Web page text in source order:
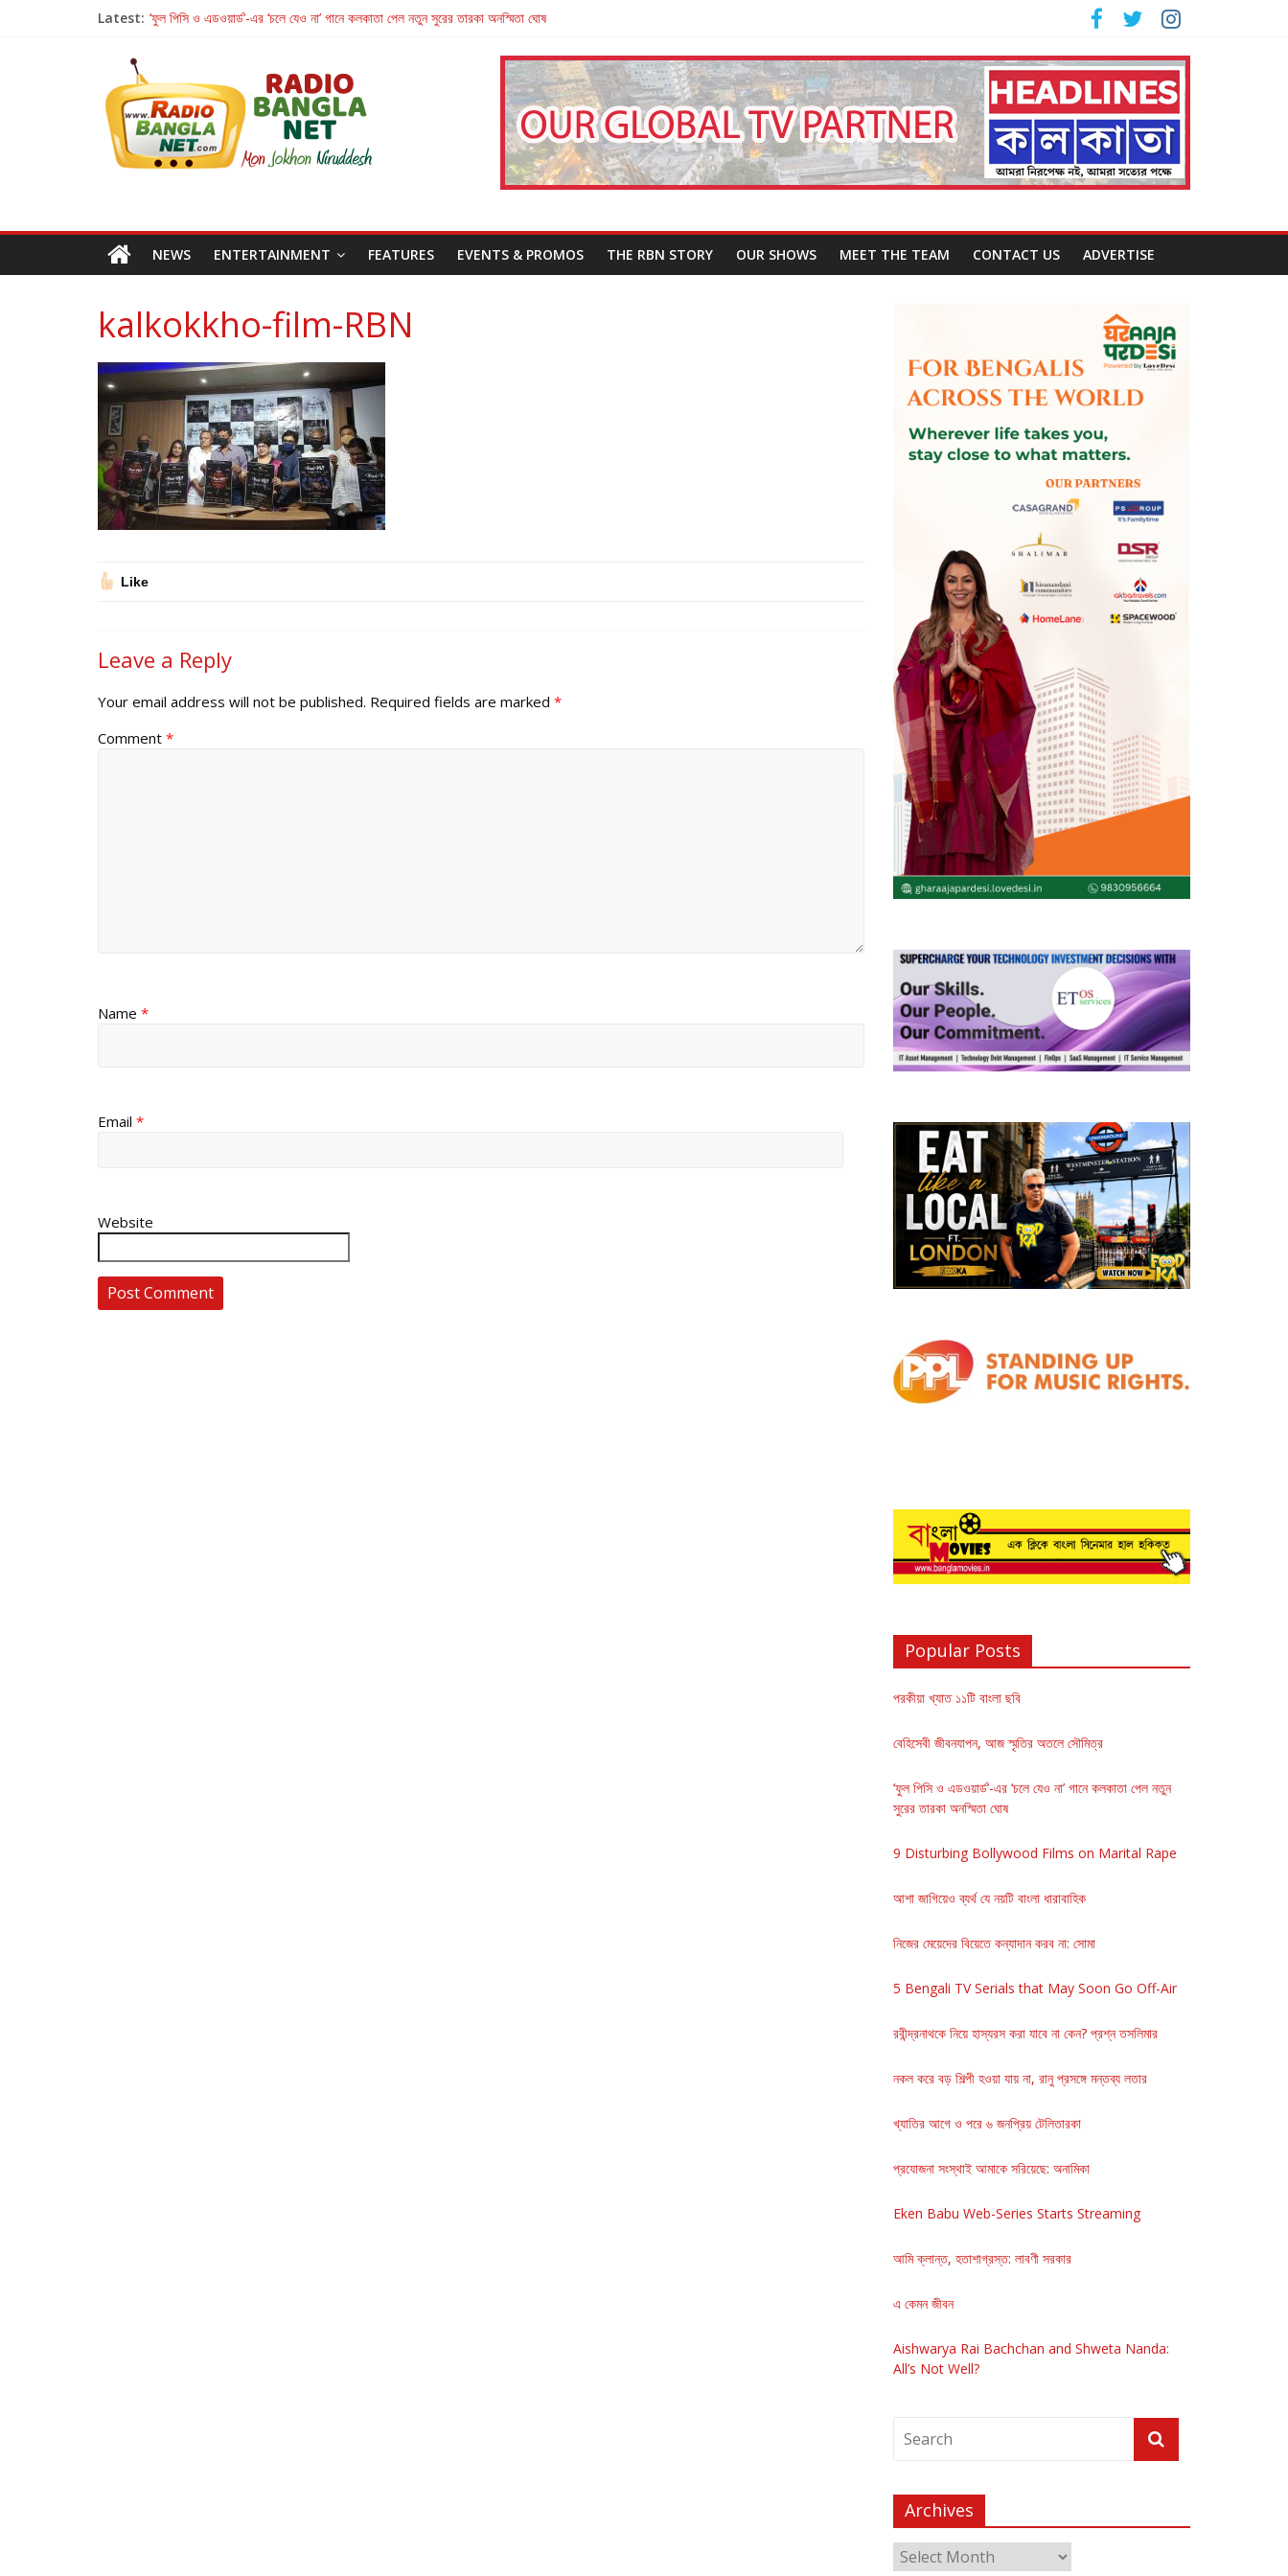
Latest: ‘ফুল পিসি ও এডওয়ার্ড’-এর ‘চলে যেও না’ গানে কলকাতা পেল নতুন সুরের তারকা অনস্মিতা ঘোষ
জগন্নাথমঙ্গলম্ — বাংলায় প্রথমবার মঞ্চে এবার রথযাত্রার উদযাপন
Retribution: A Thought-Provoking Short Film That Challenges Our Understanding of Justice
NEWS ENTERTAINMENT FEATURES EVENTS & PROMOS THE RBN STORY OUR SHOWS MEET THE TEAM CONTACT US ADVERTISE
kalkokkho-film-RBN
Like
Leave a Reply
Your email address will not be published. Required fields are marked *
Comment *
Name *
Email *
Website
Popular Posts
পরকীয়া খ্যাত ১১টি বাংলা ছবি
বেহিসেবী জীবনযাপন, আজ স্মৃতির অতলে সৌমিত্র
‘ফুল পিসি ও এডওয়ার্ড’-এর ‘চলে যেও না’ গানে কলকাতা পেল নতুন
সুরের তারকা অনস্মিতা ঘোষ
9 Disturbing Bollywood Films on Marital Rape
আশা জাগিয়েও ব্যর্থ যে নয়টি বাংলা ধারাবাহিক
নিজের মেয়েদের বিয়েতে কন্যাদান করব না: সোমা
5 Bengali TV Serials that May Soon Go Off-Air
রবীন্দ্রনাথকে নিয়ে হাস্যরস করা যাবে না কেন? প্রশ্ন তসলিমার
নকল করে বড় শিল্পী হওয়া যায় না, রানু প্রসঙ্গে মন্তব্য লতার
খ্যাতির আগে ও পরে ৬ জনপ্রিয় টেলিতারকা
প্রযোজনা সংস্থাই আমাকে সরিয়েছে: অনামিকা
Eken Babu Web-Series Starts Streaming
আমি ক্লান্ত, হতাশাগ্রস্ত: লাবণী সরকার
এ কেমন জীবন
Aishwarya Rai Bachchan and Shweta Nanda:
All’s Not Well?
Archives